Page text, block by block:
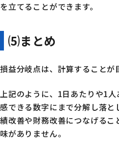
を立てることができます。
⑸まとめ
損益分岐点は、計算することが
上記のように、1日あたりや1
感できる数字にまで分解し落と
績改善や財務改善につなげる
味がありません。